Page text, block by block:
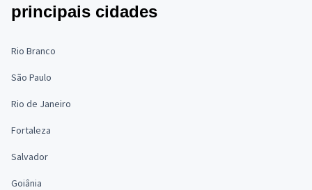
principais cidades
Rio Branco
São Paulo
Rio de Janeiro
Fortaleza
Salvador
Goiânia